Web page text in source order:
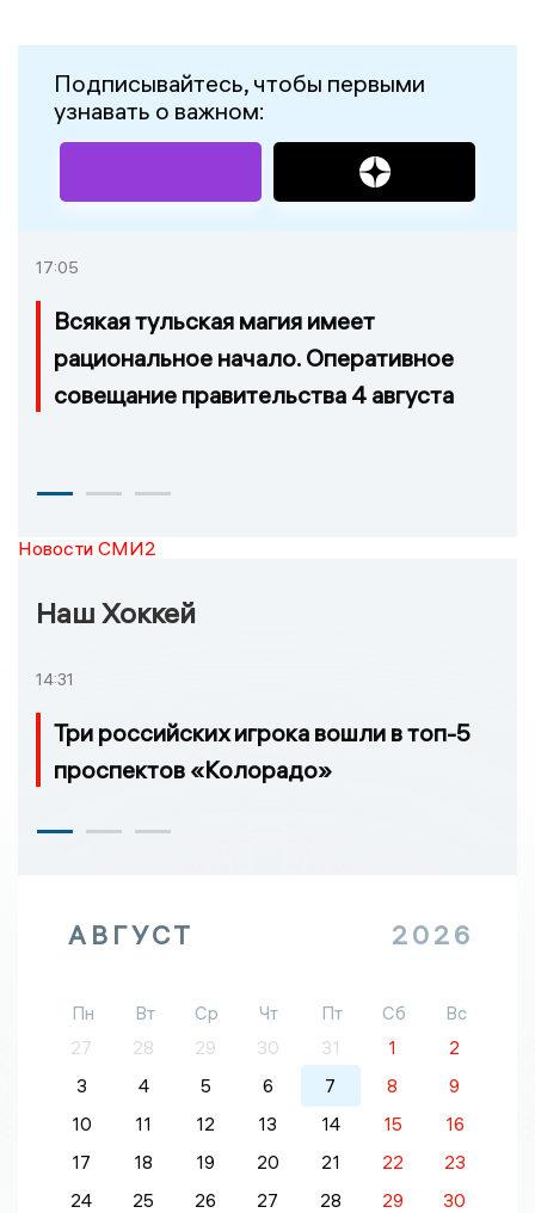
Подписывайтесь, чтобы первыми
узнавать о важном:
17:05
Всякая тульская магия имеет
рациональное начало. Оперативное
совещание правительства 4 августа
Новости СМИ2
Наш Хоккей
14:31
Три российских игрока вошли в топ-5
проспектов «Колорадо»
АВГУСТ 2026
Пн Вт Ср Чт Пт Сб
Вс
27
28 29 30 31 1
2
3
4 5 6 7 8
9
10
11 12 13 14 15
16
17
18 19 20 21 22
23
24
25 26 27 28 29
30